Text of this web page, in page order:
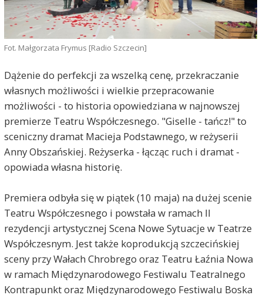
Fot. Małgorzata Frymus [Radio Szczecin]
Dążenie do perfekcji za wszelką cenę, przekraczanie
własnych możliwości i wielkie przepracowanie
możliwości - to historia opowiedziana w najnowszej
premierze Teatru Współczesnego. "Giselle - tańcz!" to
sceniczny dramat Macieja Podstawnego, w reżyserii
Anny Obszańskiej. Reżyserka - łącząc ruch i dramat -
opowiada własna historię.
Premiera odbyła się w piątek (10 maja) na dużej scenie
Teatru Współczesnego i powstała w ramach II
rezydencji artystycznej Scena Nowe Sytuacje w Teatrze
Współczesnym. Jest także koprodukcją szczecińskiej
sceny przy Wałach Chrobrego oraz Teatru Łaźnia Nowa
w ramach Międzynarodowego Festiwalu Teatralnego
Kontrapunkt oraz Międzynarodowego Festiwalu Boska